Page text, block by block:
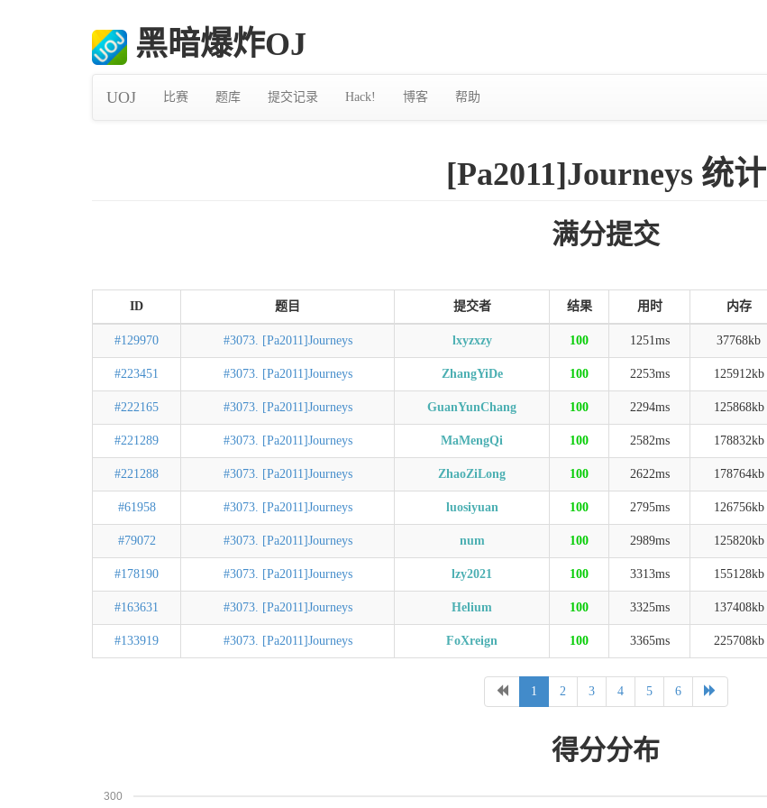
黑暗爆炸OJ
UOJ 比赛 题库 提交记录 Hack! 博客 帮助
[Pa2011]Journeys 统计
满分提交
ID 题目 提交者 结果 用时 内存
#129970 #3073. [Pa2011]Journeys lxyzxzy 100 1251ms 37768kb
#223451 #3073. [Pa2011]Journeys ZhangYiDe 100 2253ms 125912kb
#222165 #3073. [Pa2011]Journeys GuanYunChang 100 2294ms 125868kb
#221289 #3073. [Pa2011]Journeys MaMengQi 100 2582ms 178832kb
#221288 #3073. [Pa2011]Journeys ZhaoZiLong 100 2622ms 178764kb
#61958 #3073. [Pa2011]Journeys luosiyuan 100 2795ms 126756kb
#79072 #3073. [Pa2011]Journeys num 100 2989ms 125820kb
#178190 #3073. [Pa2011]Journeys lzy2021 100 3313ms 155128kb
#163631 #3073. [Pa2011]Journeys Helium 100 3325ms 137408kb
#133919 #3073. [Pa2011]Journeys FoXreign 100 3365ms 225708kb
1 2 3 4 5 6
得分分布
300